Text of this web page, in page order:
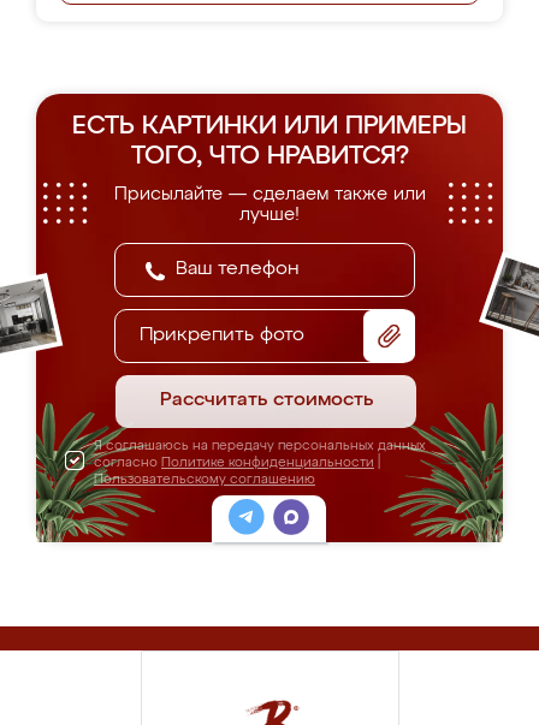
ЕСТЬ КАРТИНКИ ИЛИ ПРИМЕРЫ
ТОГО, ЧТО НРАВИТСЯ?
Присылайте — сделаем также или
лучше!
Прикрепить фото
Рассчитать стоимость
Я соглашаюсь на передачу персональных данных
согласно Политике конфиденциальности
Пользовательскому соглашению